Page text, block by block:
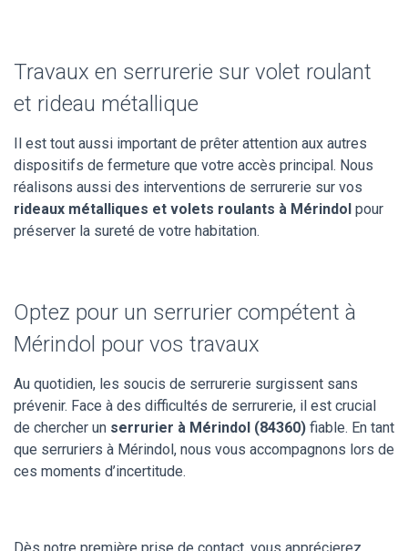
Travaux en serrurerie sur volet roulant
et rideau métallique
Il est tout aussi important de prêter attention aux autres
dispositifs de fermeture que votre accès principal. Nous
réalisons aussi des interventions de serrurerie sur vos
rideaux métalliques et volets roulants à Mérindol pour
préserver la sureté de votre habitation.
Optez pour un serrurier compétent à
Mérindol pour vos travaux
Au quotidien, les soucis de serrurerie surgissent sans
prévenir. Face à des difficultés de serrurerie, il est crucial
de chercher un serrurier à Mérindol (84360) fiable. En tant
que serruriers à Mérindol, nous vous accompagnons lors de
ces moments d’incertitude.
Dès notre première prise de contact, vous apprécierez